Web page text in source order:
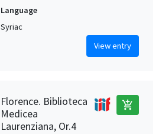
Language
Syriac
View entry
Florence. Biblioteca
Medicea
Laurenziana, Or.4
add_shopping_cart